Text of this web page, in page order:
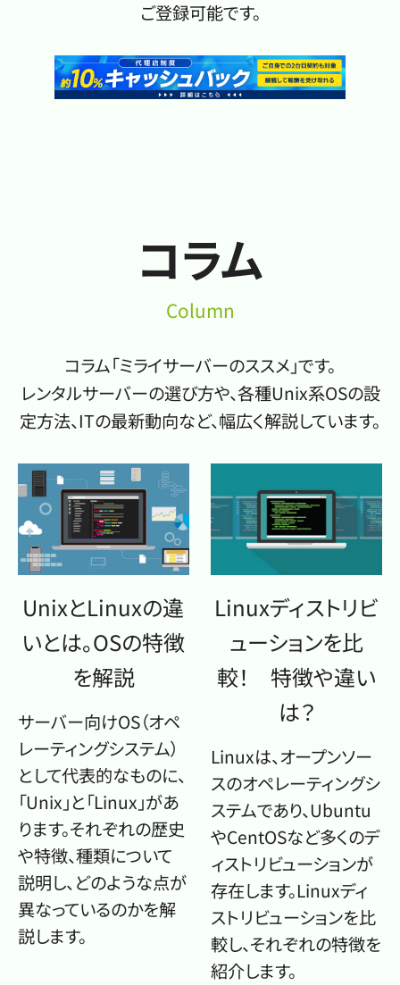
ご登録可能です。
コラム
Column
コラム「ミライサーバーのススメ」です。
レンタルサーバーの選び方や、各種Unix系OSの設
定方法、ITの最新動向など、幅広く解説しています。
UnixとLinuxの違
いとは。OSの特徴
を解説
サーバー向けOS（オペ
レーティングシステム）
として代表的なものに、
「Unix」と「Linux」があ
ります。それぞれの歴史
や特徴、種類について
説明し、どのような点が
異なっているのかを解
説します。
Linuxディストリビ
ューションを比
較！ 特徴や違い
は？
Linuxは、オープンソー
スのオペレーティングシ
ステムであり、Ubuntu
やCentOSなど多くのデ
ィストリビューションが
存在します。Linuxディ
ストリビューションを比
較し、それぞれの特徴を
紹介します。